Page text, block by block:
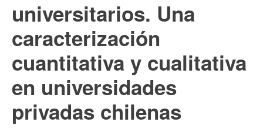
universitarios. Una
caracterización
cuantitativa y cualitativa
en universidades
privadas chilenas